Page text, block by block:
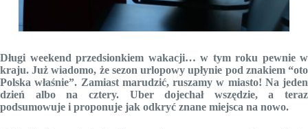
Długi weekend przedsionkiem wakacji… w tym roku pewnie w
kraju. Już wiadomo, że sezon urlopowy upłynie pod znakiem “oto
Polska właśnie”. Zamiast marudzić, ruszamy w miasto! Na jeden
dzień albo na cztery. Uber dojechał wszędzie, a teraz
podsumowuje i proponuje jak odkryć znane miejsca na nowo.